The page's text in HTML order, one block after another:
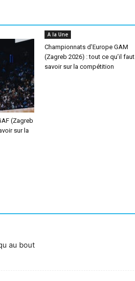
(Zagreb
sur la
A la Une
Championnats d’Europe GAM
(Zagreb 2026) : tout ce qu’il faut
savoir sur la compétition
au bout